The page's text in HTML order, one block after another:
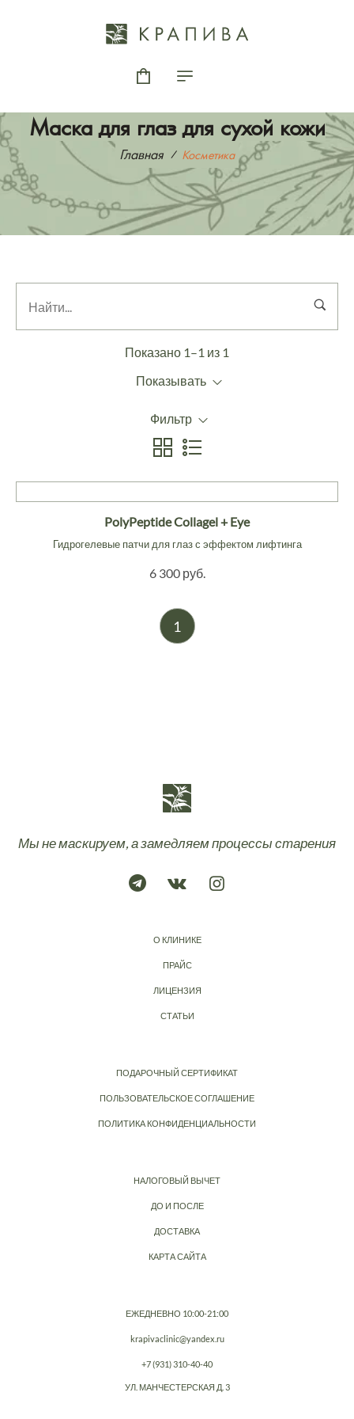
Маска для глаз для сухой кожи
Главная Косметика
Показано 1–1 из 1
Показывать
Фильтр
PolyPeptide Collagel + Eye
Гидрогелевые патчи для глаз с эффектом лифтинга
6 300 руб.
1
Мы не маскируем, а замедляем процессы старения
О КЛИНИКЕ
ПРАЙС
ЛИЦЕНЗИЯ
СТАТЬИ
ПОДАРОЧНЫЙ СЕРТИФИКАТ
ПОЛЬЗОВАТЕЛЬСКОЕ СОГЛАШЕНИЕ
ПОЛИТИКА КОНФИДЕНЦИАЛЬНОСТИ
НАЛОГОВЫЙ ВЫЧЕТ
ДО И ПОСЛЕ
ДОСТАВКА
КАРТА САЙТА
ЕЖЕДНЕВНО 10:00-21:00
krapivaclinic@yandex.ru
+7 (931) 310-40-40
УЛ. МАНЧЕСТЕРСКАЯ Д. 3